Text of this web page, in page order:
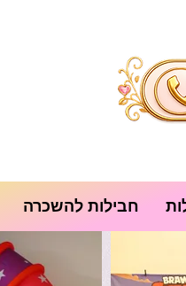
חבילות להשכרה